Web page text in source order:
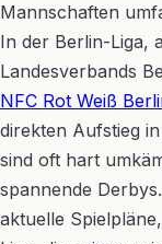
Mannschaften
In der Berlin-Liga,
Landesverbands
NFC Rot Weiß
direkten Aufstieg
sind oft hart
spannende
aktuelle